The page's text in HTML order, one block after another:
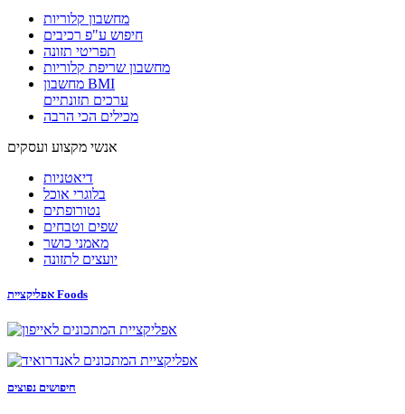
מחשבון קלוריות
חיפוש ע"פ רכיבים
תפריטי תזונה
מחשבון שריפת קלוריות
מחשבון BMI
ערכים תזונתיים
מכילים הכי הרבה
אנשי מקצוע ועסקים
דיאטניות
בלוגרי אוכל
נטורופתים
שפים וטבחים
מאמני כושר
יועצים לתזונה
אפליקציית Foods
חיפושים נפוצים